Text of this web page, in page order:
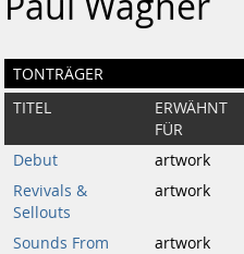
TONTRÄGER
TITEL
ERWÄHNT
FÜR
Debut artwork
Revivals &
Sellouts
artwork
Sounds From
artwork